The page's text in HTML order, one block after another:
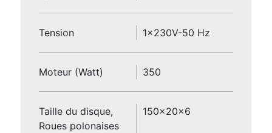
Tension 1x230V-50 Hz
Moteur (Watt) 350
Taille du disque,
Roues polonaises
150x20x6